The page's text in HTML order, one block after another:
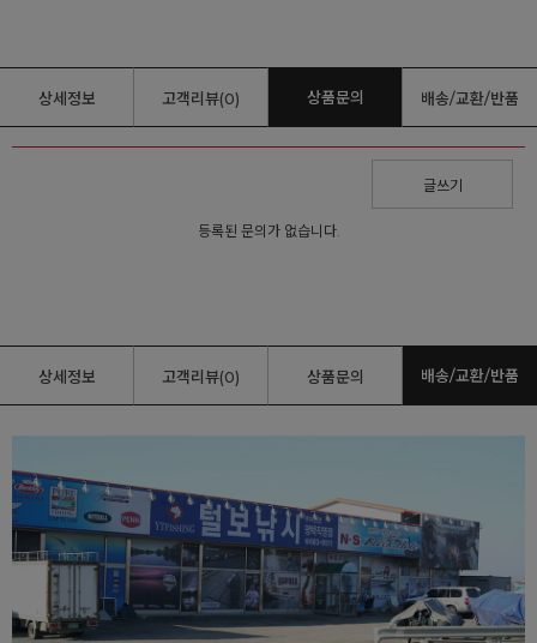
상세정보 고객리뷰(0) 상품문의 배송/교환/반품
글쓰기
등록된 문의가 없습니다.
상세정보 고객리뷰(0) 상품문의 배송/교환/반품